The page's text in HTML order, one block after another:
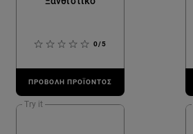
0/5
ΠΡΟΒΟΛΉ ΠΡΟΪΌΝΤΟΣ
Try it